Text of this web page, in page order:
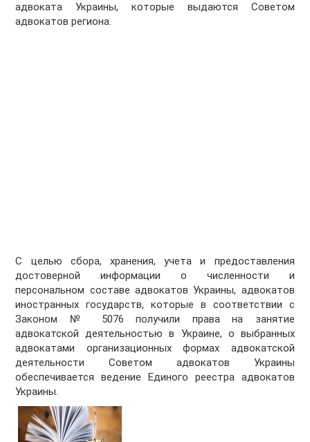
адвоката Украины, которые выдаются Советом
адвокатов региона.
С целью сбора, хранения, учета и предоставления
достоверной информации о численности и
персональном составе адвокатов Украины, адвокатов
иностранных государств, которые в соответствии с
Законом № 5076 получили права на занятие
адвокатской деятельностью в Украине, о выбранных
адвокатами организационных формах адвокатской
деятельности Советом адвокатов Украины
обеспечивается ведение Единого реестра адвокатов
Украины.